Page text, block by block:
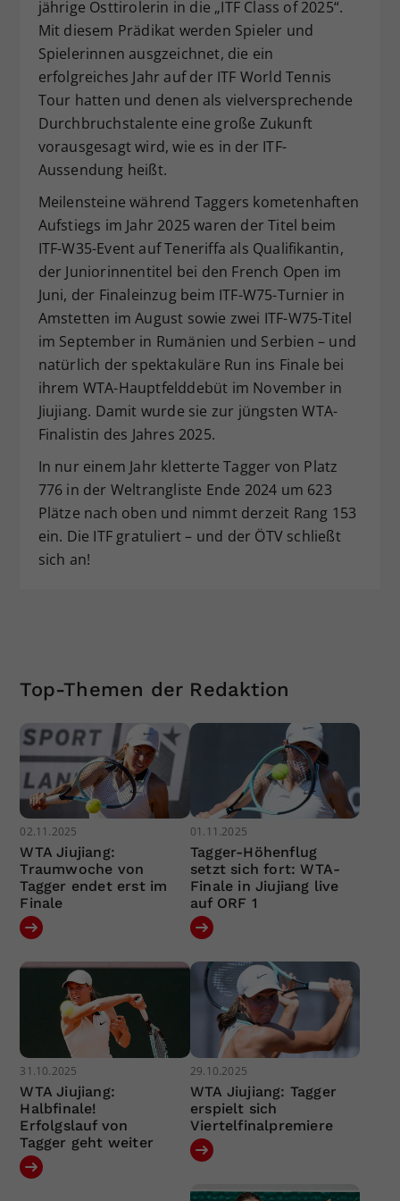
jährige Osttirolerin in die „ITF Class of 2025“.
Mit diesem Prädikat werden Spieler und
Spielerinnen ausgzeichnet, die ein
erfolgreiches Jahr auf der ITF World Tennis
Tour hatten und denen als vielversprechende
Durchbruchstalente eine große Zukunft
vorausgesagt wird, wie es in der ITF-
Aussendung heißt.
Meilensteine während Taggers kometenhaften
Aufstiegs im Jahr 2025 waren der Titel beim
ITF-W35-Event auf Teneriffa als Qualifikantin,
der Juniorinnentitel bei den French Open im
Juni, der Finaleinzug beim ITF-W75-Turnier in
Amstetten im August sowie zwei ITF-W75-Titel
im September in Rumänien und Serbien – und
natürlich der spektakuläre Run ins Finale bei
ihrem WTA-Hauptfelddebüt im November in
Jiujiang. Damit wurde sie zur jüngsten WTA-
Finalistin des Jahres 2025.
In nur einem Jahr kletterte Tagger von Platz
776 in der Weltrangliste Ende 2024 um 623
Plätze nach oben und nimmt derzeit Rang 153
ein. Die ITF gratuliert – und der ÖTV schließt
sich an!
Top-Themen der Redaktion
02.11.2025
WTA Jiujiang:
Traumwoche von
Tagger endet erst im
Finale
01.11.2025
Tagger-Höhenflug
setzt sich fort: WTA-
Finale in Jiujiang live
auf ORF 1
31.10.2025
WTA Jiujiang:
Halbfinale!
Erfolgslauf von
Tagger geht weiter
29.10.2025
WTA Jiujiang: Tagger
erspielt sich
Viertelfinalpremiere
Zweck
Dieser Wert speichert Ihre Consent-
Einstellungen. Unter anderem eine
zufällig generierte ID, für die
historische Speicherung Ihrer
vorgenommen Einstellungen, falls der
Webseiten-Betreiber dies eingestellt
hat.